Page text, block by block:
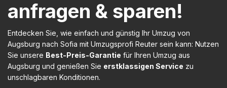
anfragen & sparen!
Entdecken Sie, wie einfach und günstig Ihr Umzug von
Augsburg nach Sofia mit Umzugsprofi Reuter sein kann: Nutzen
Sie unsere Best-Preis-Garantie für Ihren Umzug aus
Augsburg und genießen Sie erstklassigen Service zu
unschlagbaren Konditionen.